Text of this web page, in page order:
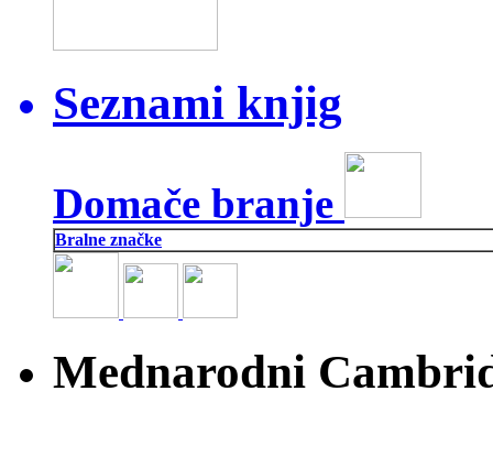
Seznami knjig
Domače branje
Bralne značke
Mednarodni